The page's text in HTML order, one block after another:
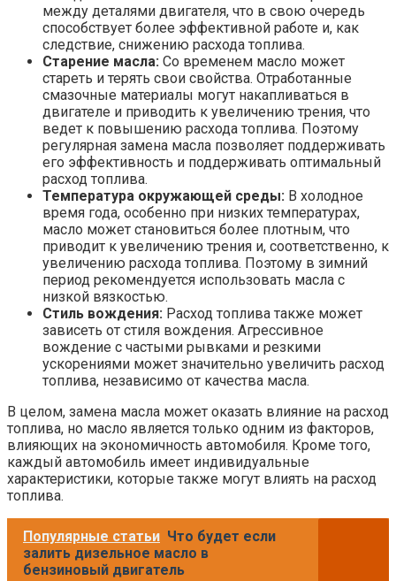
между деталями двигателя, что в свою очередь
способствует более эффективной работе и, как
следствие, снижению расхода топлива.
Старение масла: Со временем масло может
стареть и терять свои свойства. Отработанные
смазочные материалы могут накапливаться в
двигателе и приводить к увеличению трения, что
ведет к повышению расхода топлива. Поэтому
регулярная замена масла позволяет поддерживать
его эффективность и поддерживать оптимальный
расход топлива.
Температура окружающей среды: В холодное
время года, особенно при низких температурах,
масло может становиться более плотным, что
приводит к увеличению трения и, соответственно, к
увеличению расхода топлива. Поэтому в зимний
период рекомендуется использовать масла с
низкой вязкостью.
Стиль вождения: Расход топлива также может
зависеть от стиля вождения. Агрессивное
вождение с частыми рывками и резкими
ускорениями может значительно увеличить расход
топлива, независимо от качества масла.
В целом, замена масла может оказать влияние на расход
топлива, но масло является только одним из факторов,
влияющих на экономичность автомобиля. Кроме того,
каждый автомобиль имеет индивидуальные
характеристики, которые также могут влиять на расход
топлива.
Популярные статьи Что будет если
залить дизельное масло в
бензиновый двигатель